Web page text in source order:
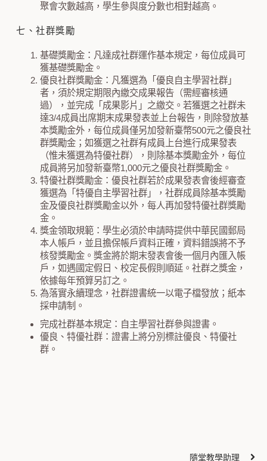
聚會次數越高，學生參與度分數也相對越高。
七、社群獎勵
基礎獎勵金：凡達成社群運作基本規定，每位成員可
獲基礎獎勵金。
優良社群獎勵金：凡獲選為「優良自主學習社群」
者，須於規定期限內繳交成果報告（需經審核通
過），並完成「成果影片」之繳交。若獲選之社群未
達3/4成員出席期末成果發表並上台報告，則除發放基
本獎勵金外，每位成員僅另加發新臺幣500元之優良社
群獎勵金；如獲選之社群有成員上台進行成果發表
（惟未獲選為特優社群），則除基本獎勵金外，每位
成員將另加發新臺幣1,000元之優良社群獎勵金。
特優社群獎勵金：優良社群若於成果發表會後經審查
獲選為「特優自主學習社群」，社群成員除基本獎勵
金及優良社群獎勵金以外，每人再加發特優社群獎勵
金。
獎金領取規範：學生必須於申請時提供中華民國郵局
本人帳戶，並且擔保帳戶資料正確，資料錯誤將不予
核發獎勵金。獎金將於期末發表會後一個月內匯入帳
戶，如遇國定假日、校定長假則順延。社群之獎金，
依據每年預算另訂之。
為落實永續理念，社群證書統一以電子檔發放；紙本
採申請制。
完成社群基本規定：自主學習社群參與證書。
優良、特優社群：證書上將分別標註優良、特優社
群。
隨堂教學助理